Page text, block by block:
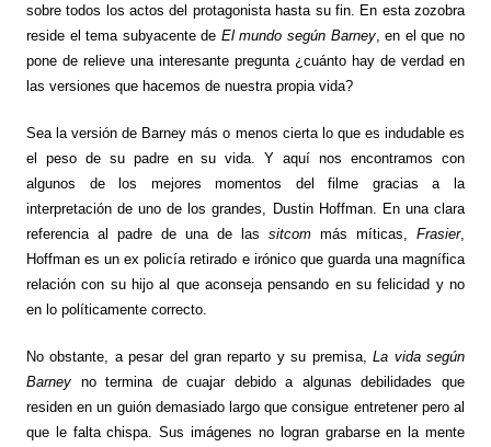
sobre todos los actos del protagonista hasta su fin. En esta zozobra
reside el tema subyacente de El mundo según Barney, en el que no
pone de relieve una interesante pregunta ¿cuánto hay de verdad en
las versiones que hacemos de nuestra propia vida?
Sea la versión de Barney más o menos cierta lo que es indudable es
el peso de su padre en su vida. Y aquí nos encontramos con
algunos de los mejores momentos del filme gracias a la
interpretación de uno de los grandes, Dustin Hoffman. En una clara
referencia al padre de una de lassitcom más míticas,Frasier,
Hoffman es un ex policía retirado e irónico que guarda una magnífica
relación con su hijo al que aconseja pensando en su felicidad y no
en lo políticamente correcto.
No obstante, a pesar del gran reparto y su premisa,La vida según
Barneyno termina de cuajar debido a algunas debilidades que
residen en un guión demasiado largo que consigue entretener pero al
que le falta chispa. Sus imágenes no logran grabarse en la mente